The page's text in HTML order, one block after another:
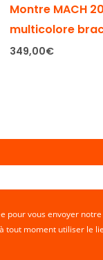
Montre MACH
multicolore
349,00€
pour vous envoyer
tout moment utiliser le